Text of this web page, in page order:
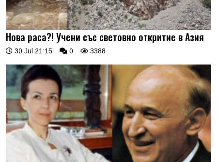
Нова раса?! Учени със световно откритие в Азия
30 Jul 21:15 0 3388